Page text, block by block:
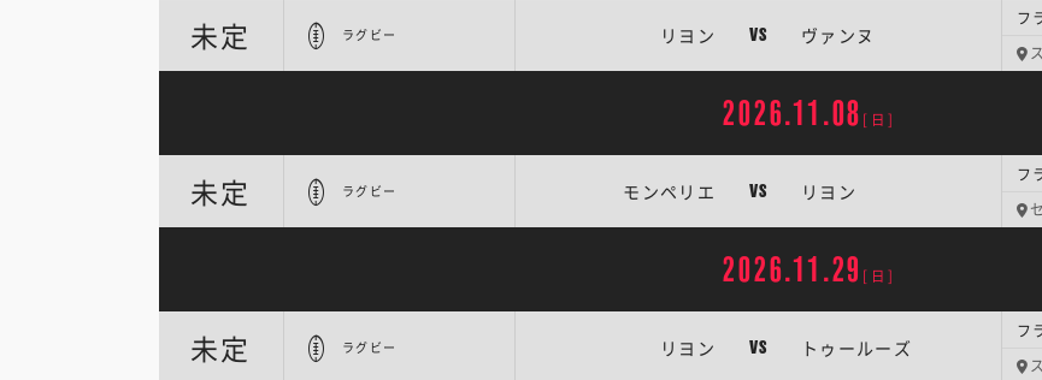
未定 ラグビー リヨン VS ヴァンヌ
フ
2026.11.08 [日]
未定 ラグビー モンペリエ VS リヨン
フ
2026.11.29 [日]
未定 ラグビー リヨン VS トゥールーズ
フ